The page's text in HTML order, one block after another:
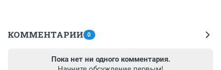
КОММЕНТАРИИ 0
Пока нет ни одного комментария.